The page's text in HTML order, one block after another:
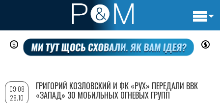
Перейти
содержанию
09:08
28.10
ГРИГОРИЙ КОЗЛОВСКИЙ И ФК «РУХ» ПЕРЕДАЛИ ВВК
«ЗАПАД» 30 МОБИЛЬНЫХ ОГНЕВЫХ ГРУПП